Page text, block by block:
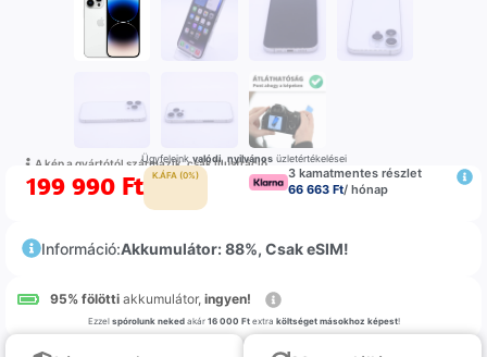
A kép a gyártótól származik, csak illustráció
Ügyfeleinkvalódi,nyilvánosüzletértékelései
199 990 Ft K.ÁFA (0%)
3 kamatmentes részlet
66 663 Ft/ hónap
Információ:Akkumulátor: 88%, Csak eSIM!
95% fölötti akkumulátor, ingyen!
Ezzel spórolunk nekedakár 16 000 Ftextra költséget másokhoz képest!